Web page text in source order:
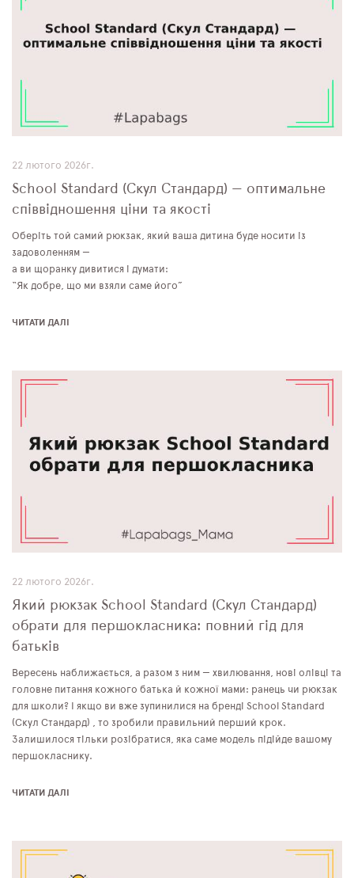
22 лютого 2026г.
School Standard (Скул Стандард) — оптимальне
співвідношення ціни та якості
Оберіть той самий рюкзак, який ваша дитина буде носити із
задоволенням —
а ви щоранку дивитися і думати:
“Як добре, що ми взяли саме його”
ЧИТАТИ ДАЛІ
22 лютого 2026г.
Який рюкзак School Standard (Скул Стандард)
обрати для першокласника: повний гід для
батьків
Вересень наближається, а разом з ним — хвилювання, нові олівці та
головне питання кожного батька й кожної мами: ранець чи рюкзак
для школи? І якщо ви вже зупинилися на бренді School Standard
(Скул Стандард) , то зробили правильний перший крок.
Залишилося тільки розібратися, яка саме модель підійде вашому
першокласнику.
ЧИТАТИ ДАЛІ